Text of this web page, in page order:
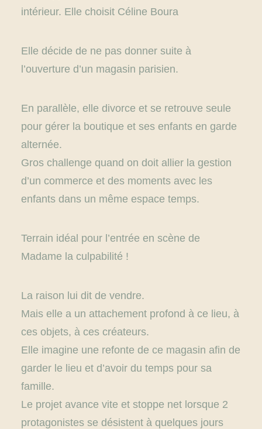
intérieur. Elle choisit Céline Boura
Elle décide de ne pas donner suite à
l’ouverture d’un magasin parisien.
En parallèle, elle divorce et se retrouve seule
pour gérer la boutique et ses enfants en garde
alternée.
Gros challenge quand on doit allier la gestion
d’un commerce et des moments avec les
enfants dans un même espace temps.
Terrain idéal pour l’entrée en scène de
Madame la culpabilité !
La raison lui dit de vendre.
Mais elle a un attachement profond à ce lieu, à
ces objets, à ces créateurs.
Elle imagine une refonte de ce magasin afin de
garder le lieu et d’avoir du temps pour sa
famille.
Le projet avance vite et stoppe net lorsque 2
protagonistes se désistent à quelques jours